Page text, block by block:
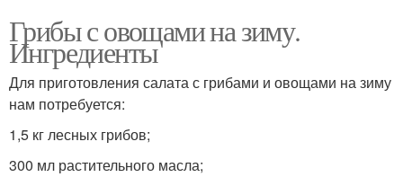
Грибы с овощами на зиму.
Ингредиенты
Для приготовления салата с грибами и овощами на зиму
нам потребуется:
1,5 кг лесных грибов;
300 мл растительного масла;